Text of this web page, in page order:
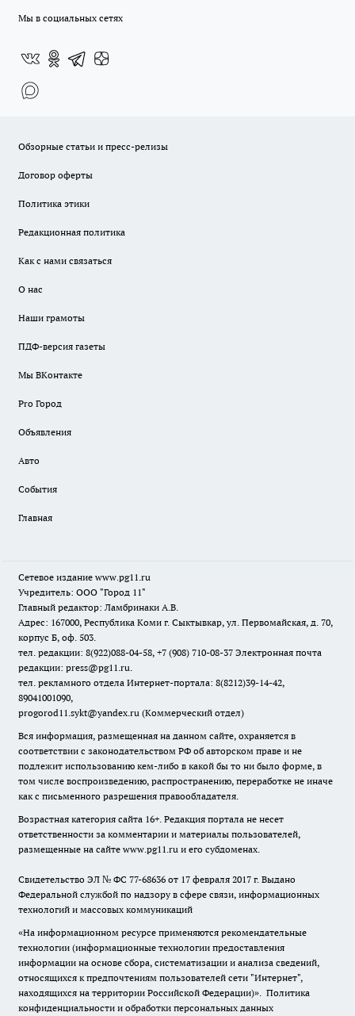
Мы в социальных сетях
Обзорные статьи и пресс-релизы
Договор оферты
Политика этики
Редакционная политика
Как с нами связаться
О нас
Наши грамоты
ПДФ-версия газеты
Мы ВКонтакте
Pro Город
Объявления
Авто
События
Главная
Сетевое издание www.pg11.ru
Учредитель: ООО "Город 11"
Главный редактор: Ламбринаки А.В.
Адрес: 167000, Республика Коми г. Сыктывкар, ул. Первомайская, д. 70,
корпус Б, оф. 503.
тел. редакции: 8(922)088-04-58, +7 (908) 710-08-37 Электронная почта
редакции: press@pg11.ru.
тел. рекламного отдела Интернет-портала: 8(8212)39-14-42,
89041001090,
progorod11.sykt@yandex.ru (Коммерческий отдел)
Вся информация, размещенная на данном сайте, охраняется в
соответствии с законодательством РФ об авторском праве и не
подлежит использованию кем-либо в какой бы то ни было форме, в
том числе воспроизведению, распространению, переработке не иначе
как с письменного разрешения правообладателя.
Возрастная категория сайта 16+. Редакция портала не несет
ответственности за комментарии и материалы пользователей,
размещенные на сайте www.pg11.ru и его субдоменах.
Свидетельство ЭЛ № ФС 77-68636 от 17 февраля 2017 г. Выдано
Федеральной службой по надзору в сфере связи, информационных
технологий и массовых коммуникаций
«На информационном ресурсе применяются рекомендательные
технологии (информационные технологии предоставления
информации на основе сбора, систематизации и анализа сведений,
относящихся к предпочтениям пользователей сети "Интернет",
находящихся на территории Российской Федерации)». Политика
конфиденциальности и обработки персональных данных